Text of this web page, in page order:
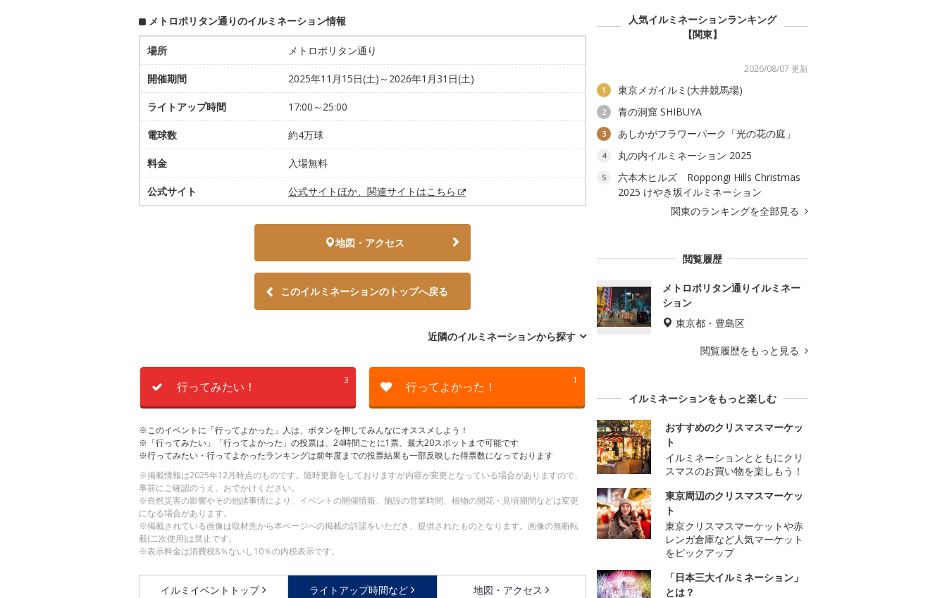
メトロポリタン通りのイルミネーション情報
場所 メトロポリタン通り
開催期間 2025年11月15日(土)～2026年1月31日(土)
ライトアップ時間 17:00～25:00
電球数 約4万球
料金 入場無料
公式サイト 公式サイトほか、関連サイトはこちら
地図・アクセス
このイルミネーションのトップへ戻る
近隣のイルミネーションから探す
3
行ってみたい！ 1
行ってよかった！
※このイベントに「行ってよかった」人は、ボタンを押してみんなにオススメしよう！
※「行ってみたい」「行ってよかった」の投票は、24時間ごとに1票、最大20スポットまで可能です
※行ってみたい・行ってよかったランキングは前年度までの投票結果も一部反映した得票数になっております
※掲載情報は2025年12月時点のものです。随時更新をしておりますが内容が変更となっている場合がありますので、
事前にご確認のうえ、おでかけください。
※自然災害の影響やその他諸事情により、イベントの開催情報、施設の営業時間、植物の開花・見頃期間などは変更
になる場合があります。
※掲載されている画像は取材先から本ページへの掲載の許諾をいただき、提供されたものとなります。画像の無断転
載(二次使用)は禁止です。
※表示料金は消費税8％ないし10％の内税表示です。
イルミイベントトップ ライトアップ時間など 地図・アクセス
人気イルミネーションランキング
【関東】
2026/08/07 更新
1 東京メガイルミ(大井競馬場)
2 青の洞窟 SHIBUYA
3 あしかがフラワーパーク「光の花の庭」
4 丸の内イルミネーション 2025
5
六本木ヒルズ Roppongi Hills Christmas
2025 けやき坂イルミネーション
関東のランキングを全部見る
閲覧履歴
メトロポリタン通りイルミネー
ション
東京都・豊島区
閲覧履歴をもっと見る
イルミネーションをもっと楽しむ
おすすめのクリスマスマーケッ
ト
イルミネーションとともにクリ
スマスのお買い物を楽しもう！
東京周辺のクリスマスマーケッ
ト
東京クリスマスマーケットや赤
レンガ倉庫など人気マーケット
をピックアップ
「日本三大イルミネーション」
とは？